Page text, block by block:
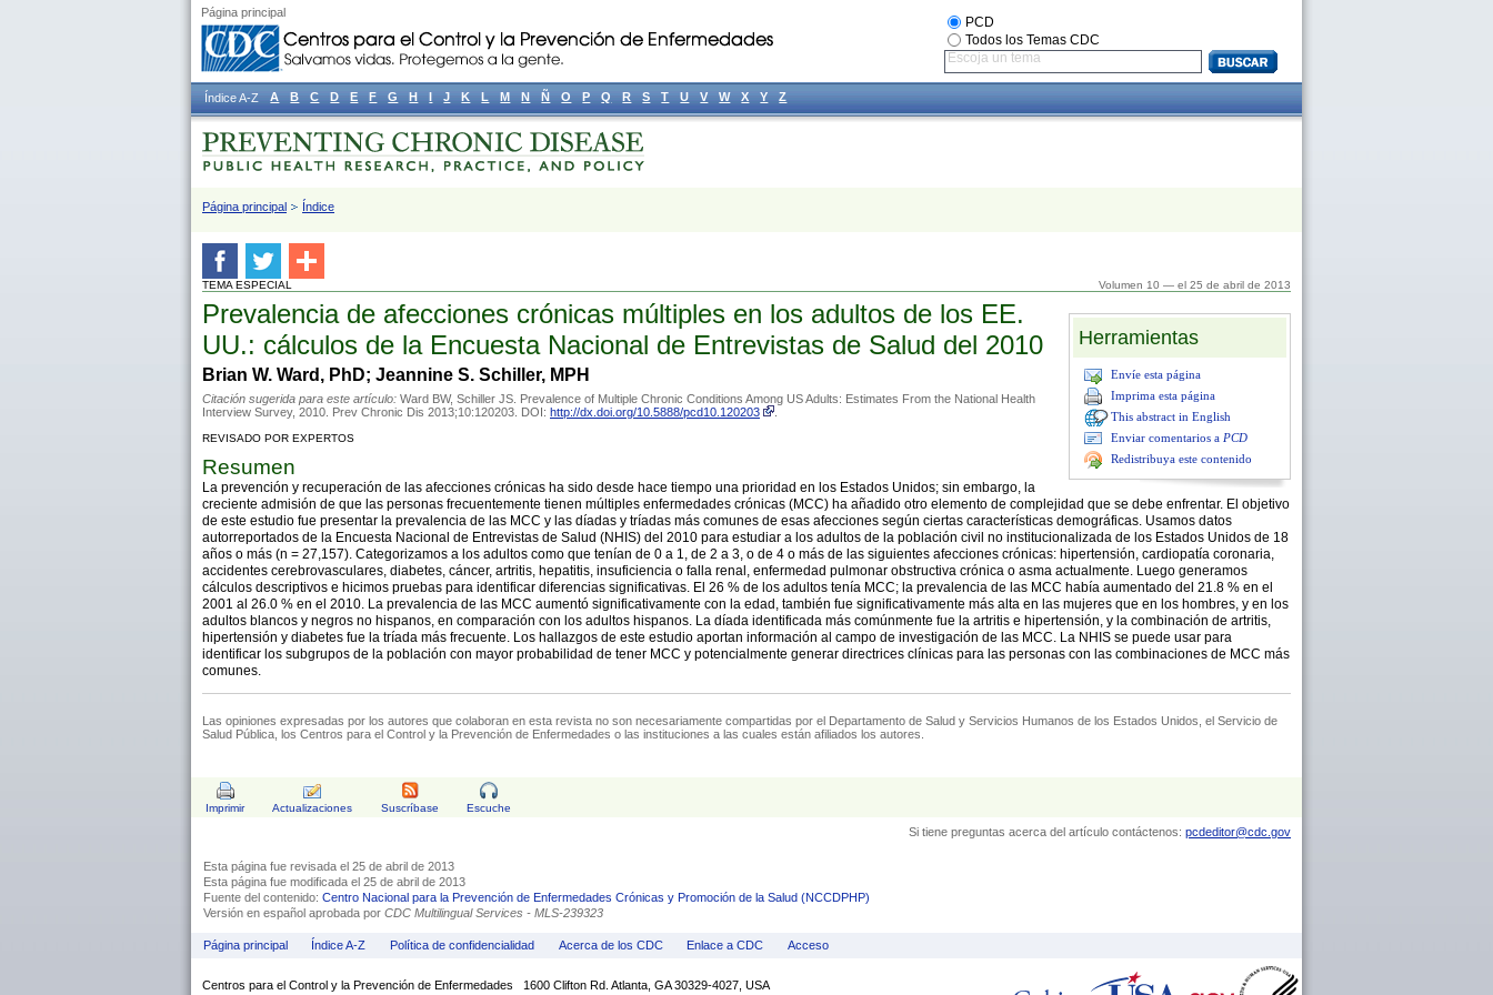
Página principal
Página principal Índice
Volumen 10 — el 25 de abril de 2013
Herramientas
Envíe esta página
Imprima esta página
This abstract in English
Enviar comentarios a PCD
Redistribuya este contenido
TEMA ESPECIAL
Prevalencia de afecciones crónicas múltiples en los adultos de los EE.
UU.: cálculos de la Encuesta Nacional de Entrevistas de Salud del 2010
Brian W. Ward, PhD; Jeannine S. Schiller, MPH
Citación sugerida para este artículo: Ward BW, Schiller JS. Prevalence of Multiple Chronic Conditions Among US Adults: Estimates From the National Health
Interview Survey, 2010. Prev Chronic Dis 2013;10:120203. DOI: http://dx.doi.org/10.5888/pcd10.120203 .
REVISADO POR EXPERTOS
Resumen
La prevención y recuperación de las afecciones crónicas ha sido desde hace tiempo una prioridad en los Estados Unidos; sin embargo, la
creciente admisión de que las personas frecuentemente tienen múltiples enfermedades crónicas (MCC) ha añadido otro elemento de complejidad que se debe enfrentar. El objetivo
de este estudio fue presentar la prevalencia de las MCC y las díadas y tríadas más comunes de esas afecciones según ciertas características demográficas. Usamos datos
autorreportados de la Encuesta Nacional de Entrevistas de Salud (NHIS) del 2010 para estudiar a los adultos de la población civil no institucionalizada de los Estados Unidos de 18
años o más (n = 27,157). Categorizamos a los adultos como que tenían de 0 a 1, de 2 a 3, o de 4 o más de las siguientes afecciones crónicas: hipertensión, cardiopatía coronaria,
accidentes cerebrovasculares, diabetes, cáncer, artritis, hepatitis, insuficiencia o falla renal, enfermedad pulmonar obstructiva crónica o asma actualmente. Luego generamos
cálculos descriptivos e hicimos pruebas para identificar diferencias significativas. El 26 % de los adultos tenía MCC; la prevalencia de las MCC había aumentado del 21.8 % en el
2001 al 26.0 % en el 2010. La prevalencia de las MCC aumentó significativamente con la edad, también fue significativamente más alta en las mujeres que en los hombres, y en los
adultos blancos y negros no hispanos, en comparación con los adultos hispanos. La díada identificada más comúnmente fue la artritis e hipertensión, y la combinación de artritis,
hipertensión y diabetes fue la tríada más frecuente. Los hallazgos de este estudio aportan información al campo de investigación de las MCC. La NHIS se puede usar para
identificar los subgrupos de la población con mayor probabilidad de tener MCC y potencialmente generar directrices clínicas para las personas con las combinaciones de MCC más
comunes.
Las opiniones expresadas por los autores que colaboran en esta revista no son necesariamente compartidas por el Departamento de Salud y Servicios Humanos de los Estados Unidos, el Servicio de
Salud Pública, los Centros para el Control y la Prevención de Enfermedades o las instituciones a las cuales están afiliados los autores.
Imprimir Actualizaciones Suscríbase Escuche
Si tiene preguntas acerca del artículo contáctenos: pcdeditor@cdc.gov
Esta página fue revisada el 25 de abril de 2013
Esta página fue modificada el 25 de abril de 2013
Fuente del contenido: Centro Nacional para la Prevención de Enfermedades Crónicas y Promoción de la Salud (NCCDPHP)
Versión en español aprobada por CDC Multilingual Services - MLS-239323
Página principal Índice A-Z Política de confidencialidad Acerca de los CDC Enlace a CDC Acceso
Centros para el Control y la Prevención de Enfermedades 1600 Clifton Rd. Atlanta, GA 30329-4027, USA
PCD
Todos los Temas CDC
Escoja un tema
Índice A-Z A B C D E F G H I J K L M N Ñ O P Q R S T U V W X Y Z